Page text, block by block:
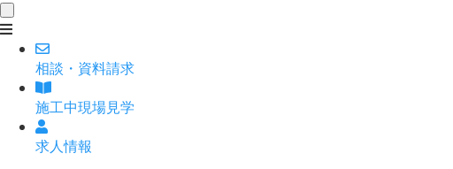
toggle
navigation
相談 ・ 資料請求
施工中現場見学
求人情報